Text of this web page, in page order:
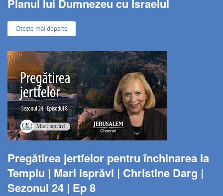
Planul lui Dumnezeu cu Israelul
Citește mai departe
Pregătirea jertfelor pentru închinarea la
Templu | Mari isprăvi | Christine Darg |
Sezonul 24 | Ep 8